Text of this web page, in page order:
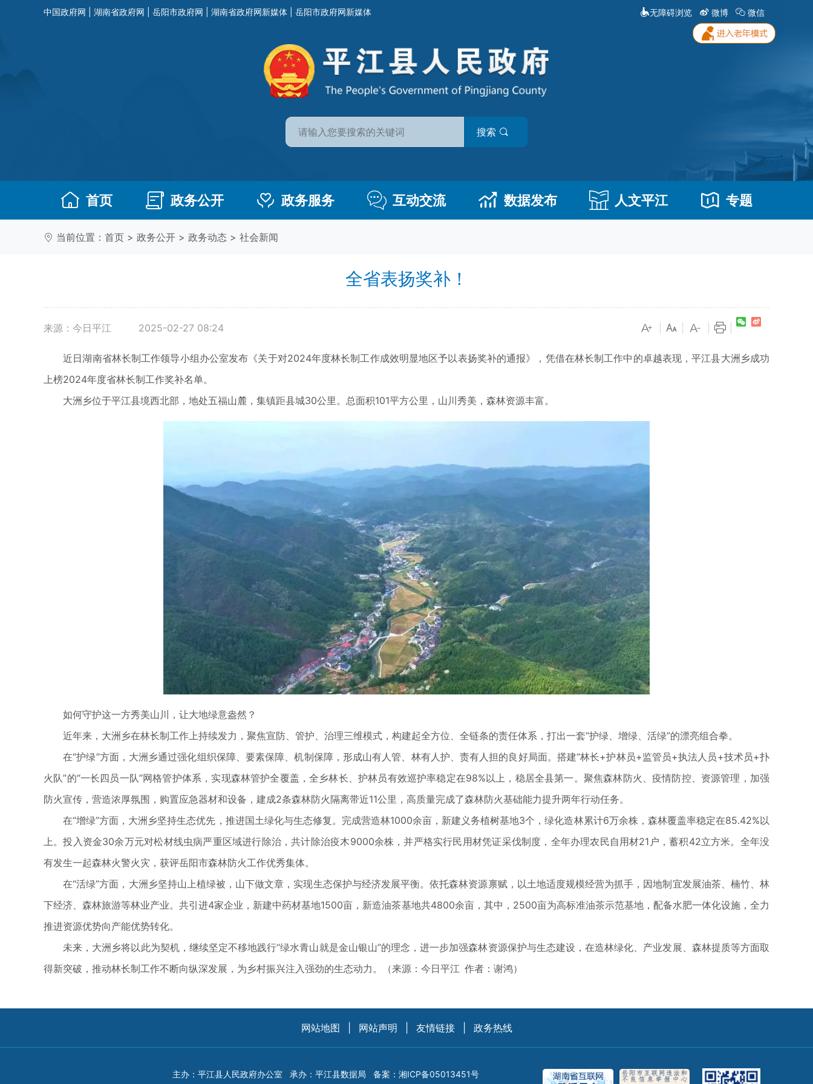
中国政府网 湖南省政府网 岳阳市政府网 湖南省政府网新媒体 岳阳市政府网新媒体 无障碍浏览 微博 微信
搜索
首页 政务公开 政务服务 互动交流 数据发布 人文平江 专题
当前位置： 首页 > 政务公开 > 政务动态 > 社会新闻
全省表扬奖补！
来源：今日平江 2025-02-27 08:24
近日湖南省林长制工作领导小组办公室发布《关于对2024年度林长制工作成效明显地区予以表扬奖补的通报》，凭借在林长制工作中的卓越表现，平江县大洲乡成功
上榜2024年度省林长制工作奖补名单。
大洲乡位于平江县境西北部，地处五福山麓，集镇距县城30公里。总面积101平方公里，山川秀美，森林资源丰富。
如何守护这一方秀美山川，让大地绿意盎然？
近年来，大洲乡在林长制工作上持续发力，聚焦宣防、管护、治理三维模式，构建起全方位、全链条的责任体系，打出一套“护绿、增绿、活绿”的漂亮组合拳。
在“护绿”方面，大洲乡通过强化组织保障、要素保障、机制保障，形成山有人管、林有人护、责有人担的良好局面。搭建“林长+护林员+监管员+执法人员+技术员+扑
火队”的“一长四员一队”网格管护体系，实现森林管护全覆盖，全乡林长、护林员有效巡护率稳定在98%以上，稳居全县第一。聚焦森林防火、疫情防控、资源管理，加强
防火宣传，营造浓厚氛围，购置应急器材和设备，建成2条森林防火隔离带近11公里，高质量完成了森林防火基础能力提升两年行动任务。
在“增绿”方面，大洲乡坚持生态优先，推进国土绿化与生态修复。完成营造林1000余亩，新建义务植树基地3个，绿化造林累计6万余株，森林覆盖率稳定在85.42%以
上。投入资金30余万元对松材线虫病严重区域进行除治，共计除治疫木9000余株，并严格实行民用材凭证采伐制度，全年办理农民自用材21户，蓄积42立方米。全年没
有发生一起森林火警火灾，获评岳阳市森林防火工作优秀集体。
在“活绿”方面，大洲乡坚持山上植绿被，山下做文章，实现生态保护与经济发展平衡。依托森林资源禀赋，以土地适度规模经营为抓手，因地制宜发展油茶、楠竹、林
下经济、森林旅游等林业产业。共引进4家企业，新建中药材基地1500亩，新造油茶基地共4800余亩，其中，2500亩为高标准油茶示范基地，配备水肥一体化设施，全力
推进资源优势向产能优势转化。
未来，大洲乡将以此为契机，继续坚定不移地践行“绿水青山就是金山银山”的理念，进一步加强森林资源保护与生态建设，在造林绿化、产业发展、森林提质等方面取
得新突破，推动林长制工作不断向纵深发展，为乡村振兴注入强劲的生态动力。（来源：今日平江 作者：谢鸿）
网站地图 网站声明 友情链接 政务热线
主办：平江县人民政府办公室 承办：平江县数据局 备案： 湘ICP备05013451号